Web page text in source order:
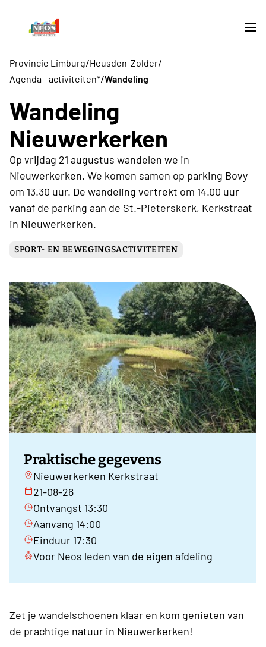
Provincie Limburg/Heusden-Zolder/
Agenda - activiteiten*/Wandeling
Wandeling
Nieuwerkerken
Op vrijdag 21 augustus wandelen we in
Nieuwerkerken. We komen samen op parking Bovy
om 13.30 uur. De wandeling vertrekt om 14.00 uur
vanaf de parking aan de St.-Pieterskerk, Kerkstraat
in Nieuwerkerken.
SPORT- EN BEWEGINGSACTIVITEITEN
Praktische gegevens
Nieuwerkerken Kerkstraat
21-08-26
Ontvangst 13:30
Aanvang 14:00
Einduur 17:30
Voor Neos leden van de eigen afdeling
Zet je wandelschoenen klaar en kom genieten van
de prachtige natuur in Nieuwerkerken!